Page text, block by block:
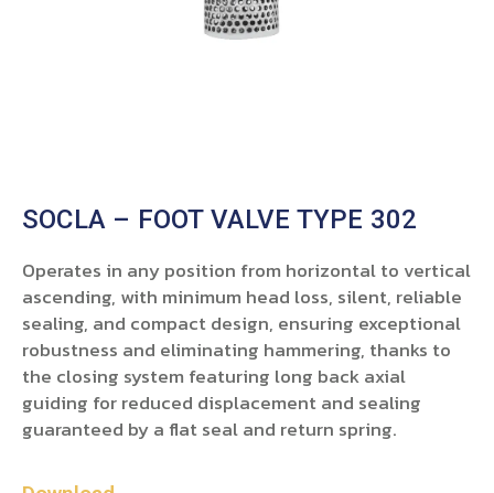
SOCLA – FOOT VALVE TYPE 302
Operates in any position from horizontal to vertical
ascending, with minimum head loss, silent, reliable
sealing, and compact design, ensuring exceptional
robustness and eliminating hammering, thanks to
the closing system featuring long back axial
guiding for reduced displacement and sealing
guaranteed by a flat seal and return spring.